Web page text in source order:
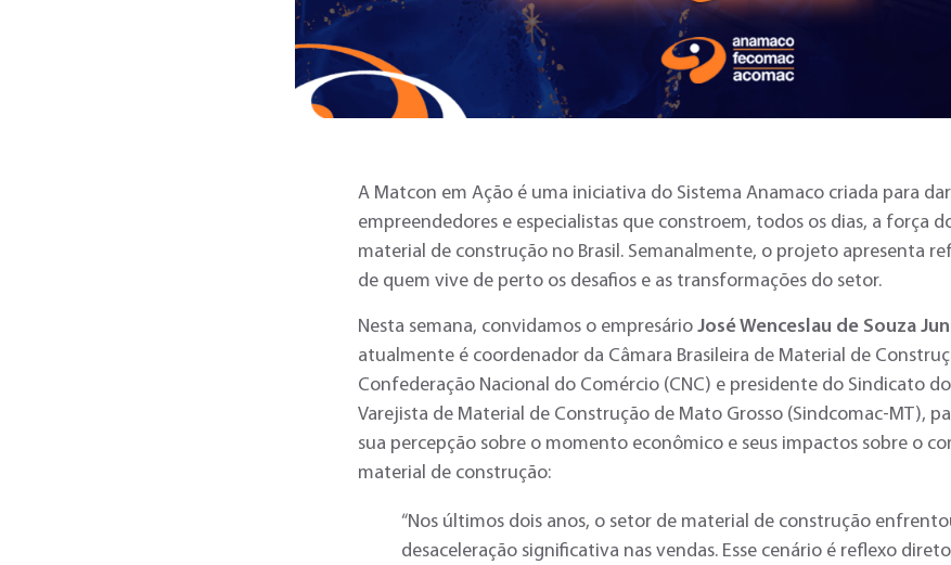
A Matcon em Ação é uma iniciativa do Sistema Anamaco criada para
empreendedores e especialistas que constroem, todos os dias, a força
material de construção no Brasil. Semanalmente, o projeto apresenta
de quem vive de perto os desafios e as transformações do setor.
Nesta semana, convidamos o empresário José Wenceslau de Souza
atualmente é coordenador da Câmara Brasileira de Material de
Confederação Nacional do Comércio (CNC) e presidente do Sindicato
Varejista de Material de Construção de Mato Grosso (Sindcomac-MT),
sua percepção sobre o momento econômico e seus impactos sobre o
material de construção:
“Nos últimos dois anos, o setor de material de construção
desaceleração significativa nas vendas. Esse cenário é reflexo